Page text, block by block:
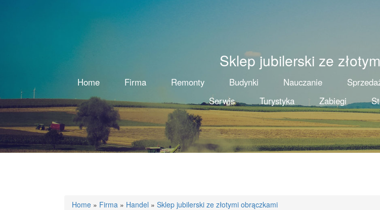
Sklep jubilerski ze
Home Firma Remonty Budynki Nauczanie
Serwis
Turystyka Zabiegi
Home » Firma » Handel » Sklep jubilerski ze złotymi obrączkami